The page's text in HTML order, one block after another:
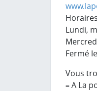
Lundi,
Fermé
Vous
–A La